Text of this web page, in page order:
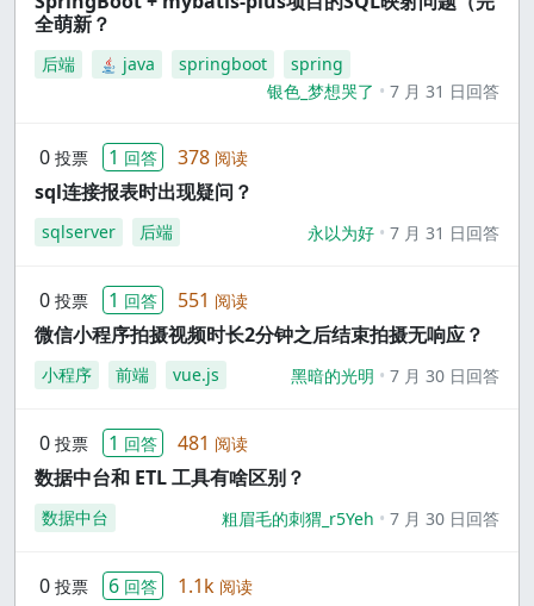
全萌新？
后端 java springboot
spring
银色_梦想哭了
7 月 31 日回答
0 投票 1 回答 378 阅读
sql连接报表时出现疑问？
sqlserver 后端 永以为好 7 月 31 日回答
0 投票 1 回答 551 阅读
微信小程序拍摄视频时长2分钟之后结束拍摄无响应？
小程序 前端 vue.js 黑暗的光明 7 月 30 日回答
0 投票 1 回答 481 阅读
数据中台和 ETL 工具有啥区别？
数据中台 粗眉毛的刺猬_r5Yeh 7 月 30 日回答
0 投票 6 回答 1.1k 阅读